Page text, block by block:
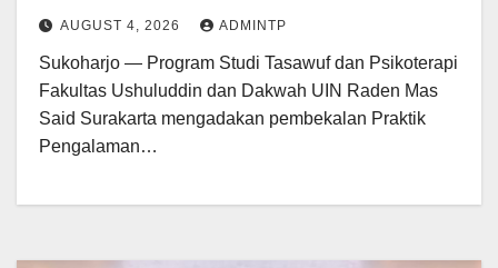
AUGUST 4, 2026 ADMINTP
Sukoharjo — Program Studi Tasawuf dan Psikoterapi
Fakultas Ushuluddin dan Dakwah UIN Raden Mas
Said Surakarta mengadakan pembekalan Praktik
Pengalaman…